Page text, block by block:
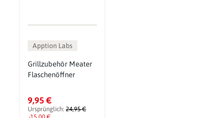
Apption Labs
Grillzubehör Meater
Flaschenöffner
9,95 €
Ursprünglich: 24,95 €